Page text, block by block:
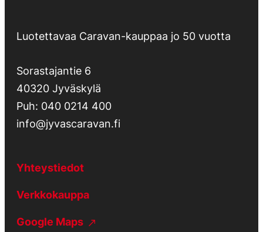
Luotettavaa Caravan-kauppaa jo 50 vuotta
Sorastajantie 6
40320 Jyväskylä
Puh: 040 0214 400
info@jyvascaravan.fi
Yhteystiedot
Verkkokauppa
Google Maps